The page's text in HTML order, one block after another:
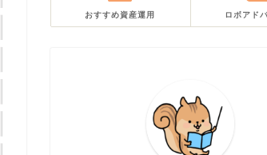
おすすめ資産運用 ロボアド